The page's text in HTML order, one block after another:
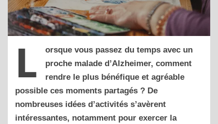
L
orsque vous passez du temps avec un
proche malade d’Alzheimer, comment
rendre le plus bénéfique et agréable
possible ces moments partagés ? De
nombreuses idées d’activités s’avèrent
intéressantes, notamment pour exercer la